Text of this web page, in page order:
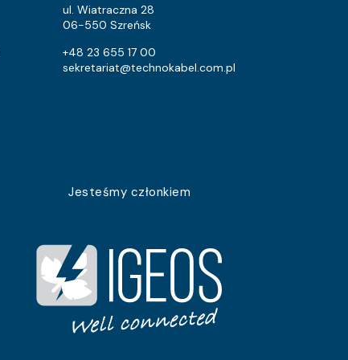
ul. Wiatraczna 28
06-550 Szreńsk
+48 23 655 17 00
sekretariat@technokabel.com.pl
Jesteśmy członkiem